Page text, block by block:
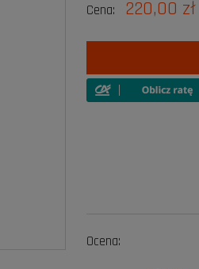
Cena:
220,00 zł
Ocena: